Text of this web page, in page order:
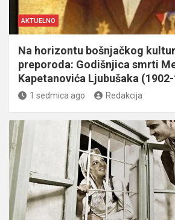
AKTUELNO
Na horizontu bošnjačkog
preporoda: Godišnjica smrti
Kapetanovića Ljubušaka
1 sedmica ago Redakcija